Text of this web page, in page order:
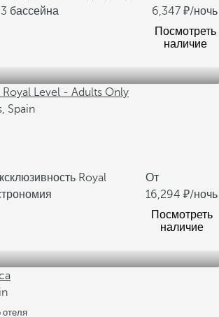
3 бассейна
6,347
/ночь
Посмотреть
наличие
Level - Adults Only
Spain
Royal
От
16,294
/ночь
Посмотреть
наличие
отеля